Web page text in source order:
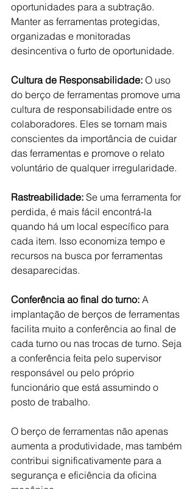
oportunidades para a subtração.
Manter as ferramentas protegidas,
organizadas e monitoradas
desincentiva o furto de oportunidade.
Cultura de Responsabilidade: O uso
do berço de ferramentas promove uma
cultura de responsabilidade entre os
colaboradores. Eles se tornam mais
conscientes da importância de cuidar
das ferramentas e promove o relato
voluntário de qualquer irregularidade.
Rastreabilidade: Se uma ferramenta for
perdida, é mais fácil encontrá-la
quando há um local específico para
cada item. Isso economiza tempo e
recursos na busca por ferramentas
desaparecidas.
Conferência ao final do turno: A
implantação de berços de ferramentas
facilita muito a conferência ao final de
cada turno ou nas trocas de turno. Seja
a conferência feita pelo supervisor
responsável ou pelo próprio
funcionário que está assumindo o
posto de trabalho.
O berço de ferramentas não apenas
aumenta a produtividade, mas também
contribui significativamente para a
segurança e eficiência da oficina